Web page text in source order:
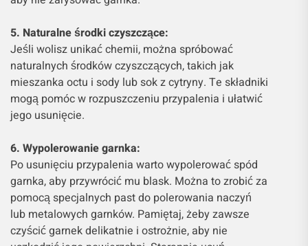
5. Naturalne środki czyszczące:
Jeśli wolisz unikać chemii, można spróbować
naturalnych środków czyszczących, takich jak
mieszanka octu i sody lub sok z cytryny. Te składniki
mogą pomóc w rozpuszczeniu przypalenia i ułatwić
jego usunięcie.
6. Wypolerowanie garnka:
Po usunięciu przypalenia warto wypolerować spód
garnka, aby przywrócić mu blask. Można to zrobić za
pomocą specjalnych past do polerowania naczyń
lub metalowych garnków. Pamiętaj, żeby zawsze
czyścić garnek delikatnie i ostrożnie, aby nie